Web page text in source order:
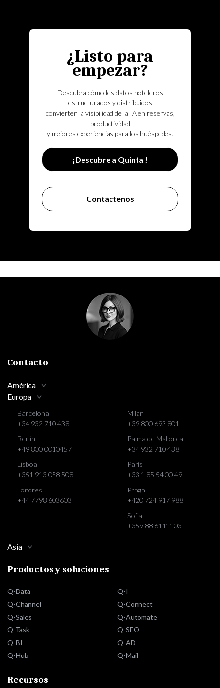
¿Listo para
empezar?
Descubra cómo los datos hoteleros
estructurados y distribuidos
convierten la visibilidad de la IA en reservas,
productividad
y mejores experiencias para los huéspedes.
¡Descubre a Quinta !
Contáctenos
Contacto
América
Europa
Barcelona
+34 932 710 438
Berlín
+49 800 0010457
Lisboa
+351 913 058 508
Londres
+44 7798 603603
Milan
+39 800 693 801
Palma de Mallorca
+34 932 710 438
París
+33 1 85 54 00 49
Praga
+420 724 917 988
Sofía
+359 88 6111103
Asia
Productos y soluciones
Q-Data
Q-Channel
Q-Sales
Q-Task
Q-BI
Q-Hub
Q-I
Q-Connect
Q-Automate
Q-SEO
Q-AD
Q-Mail
Recursos